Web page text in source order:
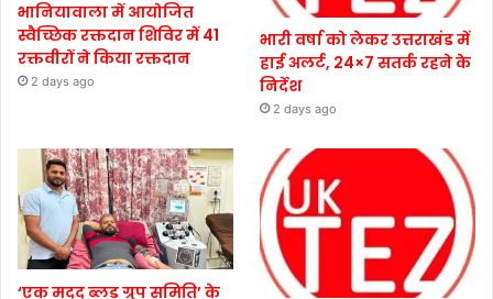
भानियावाला में आयोजित
स्वैच्छिक रक्तदान शिविर में 41
रक्तवीरों ने किया रक्तदान
2 days ago
भारी वर्षा को लेकर उत्तराखंड में
हाई अलर्ट, 24×7 सतर्क रहने के
निर्देश
2 days ago
‘एक मदद ब्लड ग्रुप समिति’ के